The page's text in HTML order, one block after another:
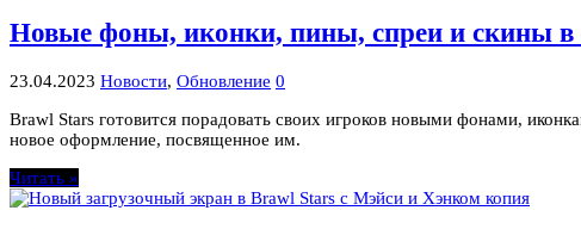
Новые фоны, иконки, пины, спреи и скины в
23.04.2023 Новости, Обновление 0
Brawl Stars готовится порадовать своих игроков новыми фонами,
новое оформление, посвященное им.
Читать »